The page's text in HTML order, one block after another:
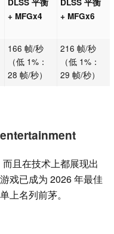
+ MFGx4
+ MFGx6
166 帧/秒
（低 1%：
28 帧/秒）
216 帧/秒
（低 1%：
29 帧/秒）
且在技术上都展现出
戏已成为 2026 年最佳
上名列前茅。